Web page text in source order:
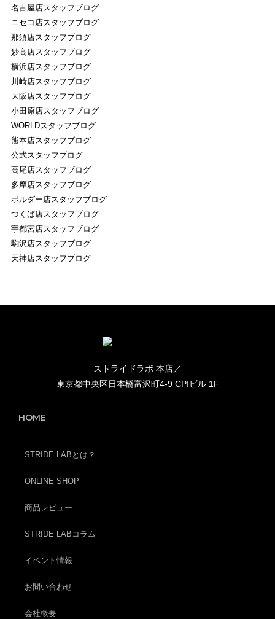
名古屋店スタッフブログ
ニセコ店スタッフブログ
那須店スタッフブログ
妙高店スタッフブログ
横浜店スタッフブログ
川崎店スタッフブログ
大阪店スタッフブログ
小田原店スタッフブログ
WORLDスタッフブログ
熊本店スタッフブログ
公式スタッフブログ
高尾店スタッフブログ
多摩店スタッフブログ
ボルダー店スタッフブログ
つくば店スタッフブログ
宇都宮店スタッフブログ
駒沢店スタッフブログ
天神店スタッフブログ
ストライドラボ 本店／
東京都中央区日本橋富沢町4-9 CPIビル 1F
HOME
STRIDE LABとは？
ONLINE SHOP
商品レビュー
STRIDE LABコラム
イベント情報
お問い合わせ
会社概要